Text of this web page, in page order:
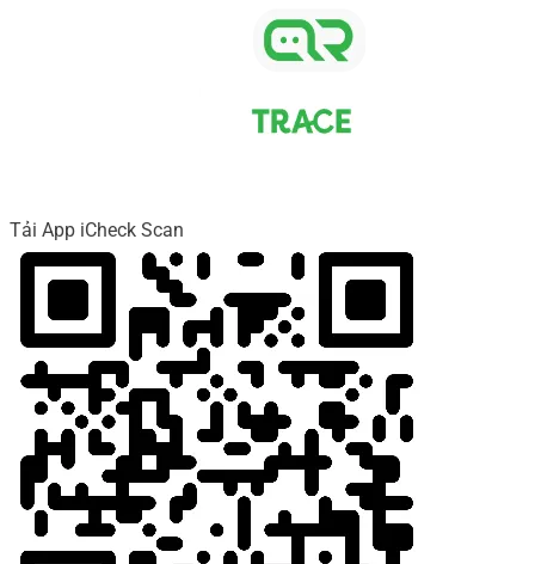
Tải App iCheck Scan